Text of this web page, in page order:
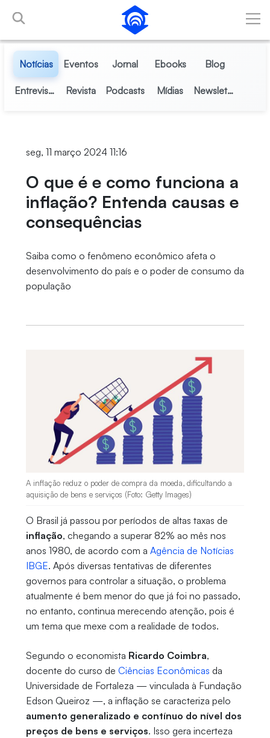
Pular para o Conteúdo principal
Notícias Eventos Jornal Ebooks Blog
Entrevistas Revista Podcasts Mídias Newsletter
seg, 11 março 2024 11:16
O que é e como funciona a
inflação? Entenda causas e
consequências
Saiba como o fenômeno econômico afeta o
desenvolvimento do país e o poder de consumo da
população
A inflação reduz o poder de compra da moeda, dificultando a
aquisição de bens e serviços (Foto: Getty Images)
O Brasil já passou por períodos de altas taxas de
inflação, chegando a superar 82% ao mês nos
anos 1980, de acordo com a Agência de Notícias
IBGE. Após diversas tentativas de diferentes
governos para controlar a situação, o problema
atualmente é bem menor do que já foi no passado,
no entanto, continua merecendo atenção, pois é
um tema que mexe com a realidade de todos.
Segundo o economista Ricardo Coimbra,
docente do curso de Ciências Econômicas da
Universidade de Fortaleza — vinculada à Fundação
Edson Queiroz —, a inflação se caracteriza pelo
aumento generalizado e contínuo do nível dos
preços de bens e serviços. Isso gera incerteza